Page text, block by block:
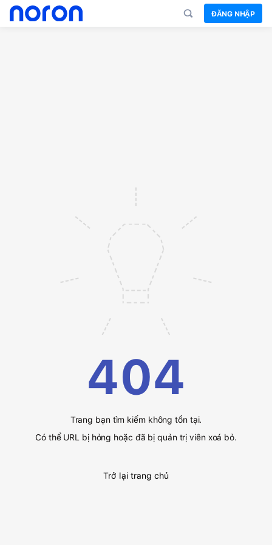
ĐĂNG NHẬP
404
Trang bạn tìm kiếm không tồn tại.
Có thể URL bị hỏng hoặc đã bị quản trị viên xoá bỏ.
Trở lại trang chủ